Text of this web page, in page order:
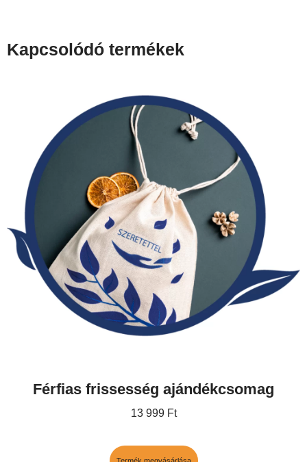
Kapcsolódó termékek
Férfias frissesség ajándékcsomag
13 999 Ft